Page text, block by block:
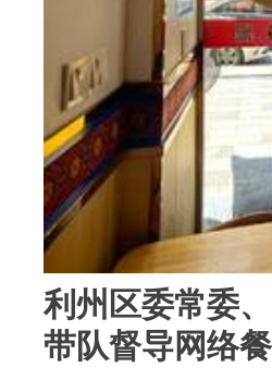
利州区委常委
带队督导网络